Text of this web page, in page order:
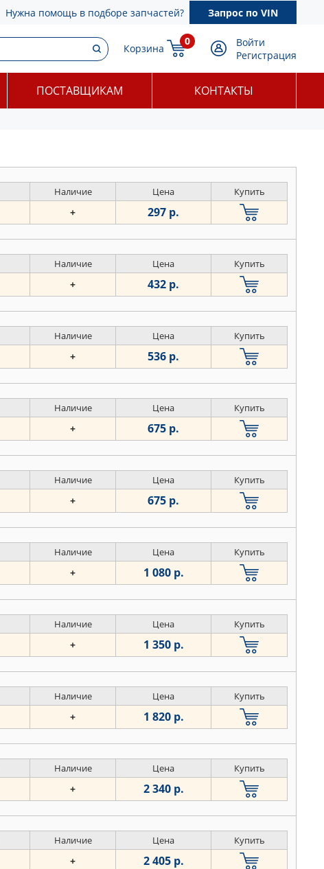
Нужна помощь в подборе запчастей? Запрос по VIN
Корзина
0
Войти
Регистрация
ПОСТАВЩИКАМ КОНТАКТЫ
Наличие Цена Купить
+ 297 р.
Наличие Цена Купить
+ 432 р.
Наличие Цена Купить
+ 536 р.
Наличие Цена Купить
+ 675 р.
Наличие Цена Купить
+ 675 р.
Наличие Цена Купить
+ 1 080 р.
Наличие Цена Купить
+ 1 350 р.
Наличие Цена Купить
+ 1 820 р.
Наличие Цена Купить
+ 2 340 р.
Наличие Цена Купить
+ 2 405 р.